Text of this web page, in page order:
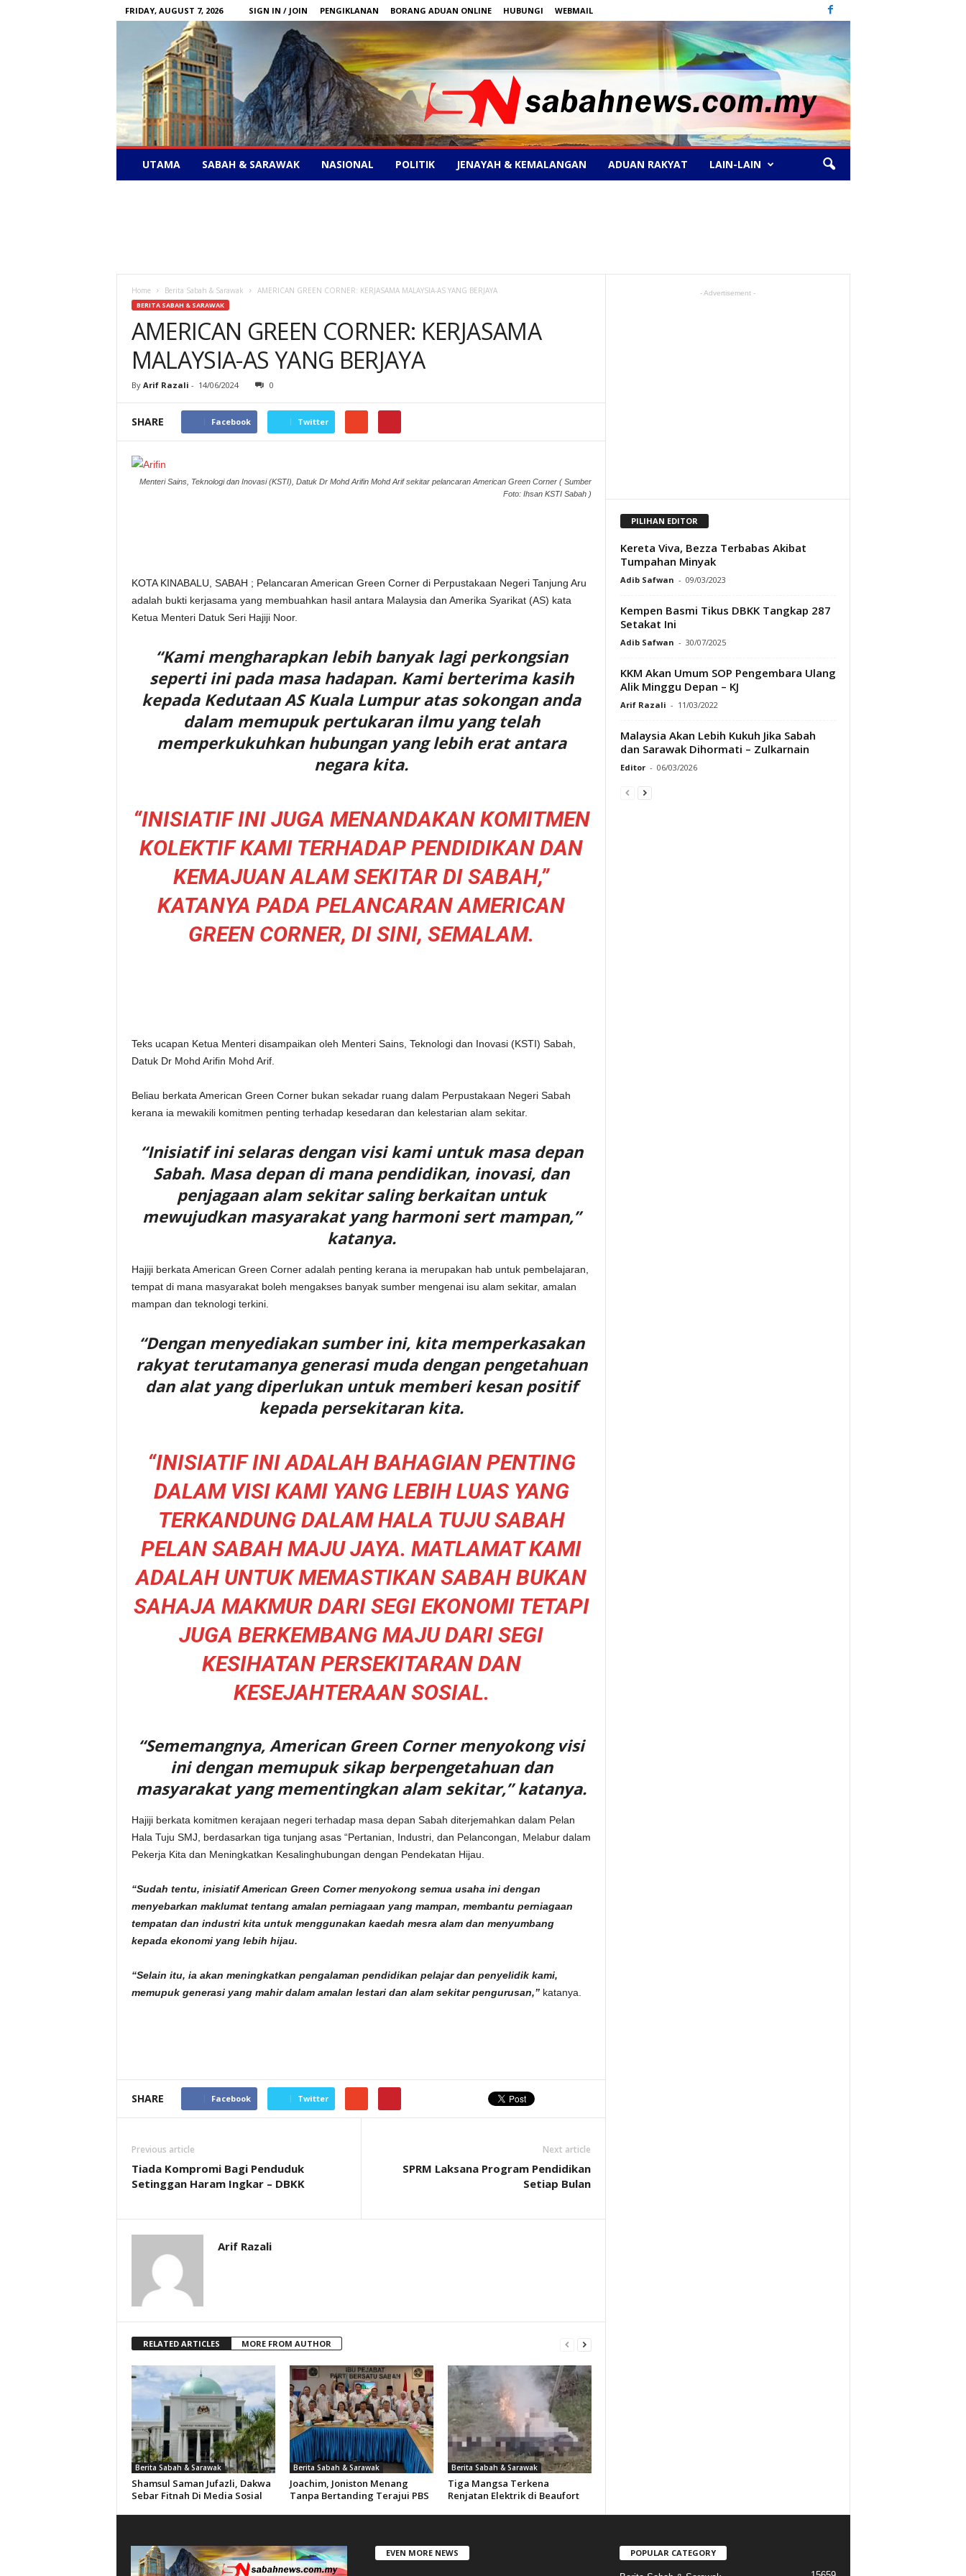
FRIDAY, AUGUST 7, 2026 SIGN IN / JOIN PENGIKLANAN BORANG ADUAN ONLINE HUBUNGI WEBMAIL
–
UTAMA SABAH & SARAWAK NASIONAL POLITIK JENAYAH & KEMALANGAN ADUAN RAKYAT LAIN-LAIN
Home Berita Sabah & Sarawak AMERICAN GREEN CORNER: KERJASAMA MALAYSIA-AS YANG BERJAYA
BERITA SABAH & SARAWAK
AMERICAN GREEN CORNER: KERJASAMA
MALAYSIA-AS YANG BERJAYA
By Arif Razali - 14/06/2024 0
SHARE Facebook Twitter
Menteri Sains, Teknologi dan Inovasi (KSTI), Datuk Dr Mohd Arifin Mohd Arif sekitar pelancaran American Green Corner ( Sumber
Foto: Ihsan KSTI Sabah )
KOTA KINABALU, SABAH ; Pelancaran American Green Corner di Perpustakaan Negeri Tanjung Aru
adalah bukti kerjasama yang membuahkan hasil antara Malaysia dan Amerika Syarikat (AS) kata
Ketua Menteri Datuk Seri Hajiji Noor.
“Kami mengharapkan lebih banyak lagi perkongsian
seperti ini pada masa hadapan. Kami berterima kasih
kepada Kedutaan AS Kuala Lumpur atas sokongan anda
dalam memupuk pertukaran ilmu yang telah
memperkukuhkan hubungan yang lebih erat antara
negara kita.
“INISIATIF INI JUGA MENANDAKAN KOMITMEN
KOLEKTIF KAMI TERHADAP PENDIDIKAN DAN
KEMAJUAN ALAM SEKITAR DI SABAH,”
KATANYA PADA PELANCARAN AMERICAN
GREEN CORNER, DI SINI, SEMALAM.
Teks ucapan Ketua Menteri disampaikan oleh Menteri Sains, Teknologi dan Inovasi (KSTI) Sabah,
Datuk Dr Mohd Arifin Mohd Arif.
Beliau berkata American Green Corner bukan sekadar ruang dalam Perpustakaan Negeri Sabah
kerana ia mewakili komitmen penting terhadap kesedaran dan kelestarian alam sekitar.
“Inisiatif ini selaras dengan visi kami untuk masa depan
Sabah. Masa depan di mana pendidikan, inovasi, dan
penjagaan alam sekitar saling berkaitan untuk
mewujudkan masyarakat yang harmoni sert mampan,”
katanya.
Hajiji berkata American Green Corner adalah penting kerana ia merupakan hab untuk pembelajaran,
tempat di mana masyarakat boleh mengakses banyak sumber mengenai isu alam sekitar, amalan
mampan dan teknologi terkini.
“Dengan menyediakan sumber ini, kita memperkasakan
rakyat terutamanya generasi muda dengan pengetahuan
dan alat yang diperlukan untuk memberi kesan positif
kepada persekitaran kita.
“INISIATIF INI ADALAH BAHAGIAN PENTING
DALAM VISI KAMI YANG LEBIH LUAS YANG
TERKANDUNG DALAM HALA TUJU SABAH
PELAN SABAH MAJU JAYA. MATLAMAT KAMI
ADALAH UNTUK MEMASTIKAN SABAH BUKAN
SAHAJA MAKMUR DARI SEGI EKONOMI TETAPI
JUGA BERKEMBANG MAJU DARI SEGI
KESIHATAN PERSEKITARAN DAN
KESEJAHTERAAN SOSIAL.
“Sememangnya, American Green Corner menyokong visi
ini dengan memupuk sikap berpengetahuan dan
masyarakat yang mementingkan alam sekitar,” katanya.
Hajiji berkata komitmen kerajaan negeri terhadap masa depan Sabah diterjemahkan dalam Pelan
Hala Tuju SMJ, berdasarkan tiga tunjang asas “Pertanian, Industri, dan Pelancongan, Melabur dalam
Pekerja Kita dan Meningkatkan Kesalinghubungan dengan Pendekatan Hijau.
“Sudah tentu, inisiatif American Green Corner menyokong semua usaha ini dengan
menyebarkan maklumat tentang amalan perniagaan yang mampan, membantu perniagaan
tempatan dan industri kita untuk menggunakan kaedah mesra alam dan menyumbang
kepada ekonomi yang lebih hijau.
“Selain itu, ia akan meningkatkan pengalaman pendidikan pelajar dan penyelidik kami,
memupuk generasi yang mahir dalam amalan lestari dan alam sekitar pengurusan,” katanya.
SHARE Facebook Twitter
Previous article
Tiada Kompromi Bagi Penduduk
Setinggan Haram Ingkar – DBKK
Next article
SPRM Laksana Program Pendidikan
Setiap Bulan
Arif Razali
RELATED ARTICLES MORE FROM AUTHOR
Berita Sabah & Sarawak
Shamsul Saman Jufazli, Dakwa
Sebar Fitnah Di Media Sosial
Berita Sabah & Sarawak
Joachim, Joniston Menang
Tanpa Bertanding Terajui PBS
Berita Sabah & Sarawak
Tiga Mangsa Terkena
Renjatan Elektrik di Beaufort
- Advertisement -
PILIHAN EDITOR
Kereta Viva, Bezza Terbabas Akibat
Tumpahan Minyak
Adib Safwan - 09/03/2023
Kempen Basmi Tikus DBKK Tangkap 287
Setakat Ini
Adib Safwan - 30/07/2025
KKM Akan Umum SOP Pengembara Ulang
Alik Minggu Depan – KJ
Arif Razali - 11/03/2022
Malaysia Akan Lebih Kukuh Jika Sabah
dan Sarawak Dihormati – Zulkarnain
Editor - 06/03/2026
EVEN MORE NEWS POPULAR CATEGORY